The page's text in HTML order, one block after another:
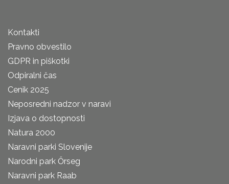
Kontakti
Pravno obvestilo
GDPR in piškotki
Odpiralni čas
Cenik 2025
Neposredni nadzor v naravi
Izjava o dostopnosti
Natura 2000
Naravni parki Slovenije
Narodni park Őrseg
Naravni park Raab